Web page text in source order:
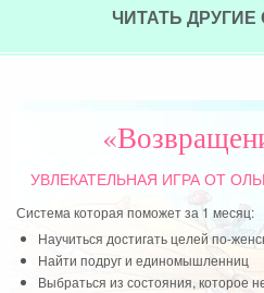
ЧИТАТЬ
УВЛЕКАТЕЛЬНАЯ ИГРАОТ
Система которая поможет за 1 месяц:
Научиться достигать целей по-
Найти подруг и единомышленниц
Выбраться из состояния, которое